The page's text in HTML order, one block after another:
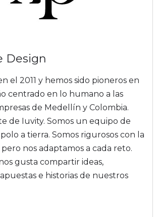
Design
el 2011 y hemos sido pioneros en
centrado en lo humano a las
de Medellín y Colombia.
de Iuvity. Somos un equipo de
a tierra. Somos rigurosos con la
nos adaptamos a cada reto.
gusta compartir ideas,
e historias de nuestros